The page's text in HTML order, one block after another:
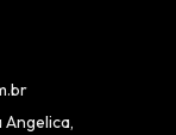
Angelica,